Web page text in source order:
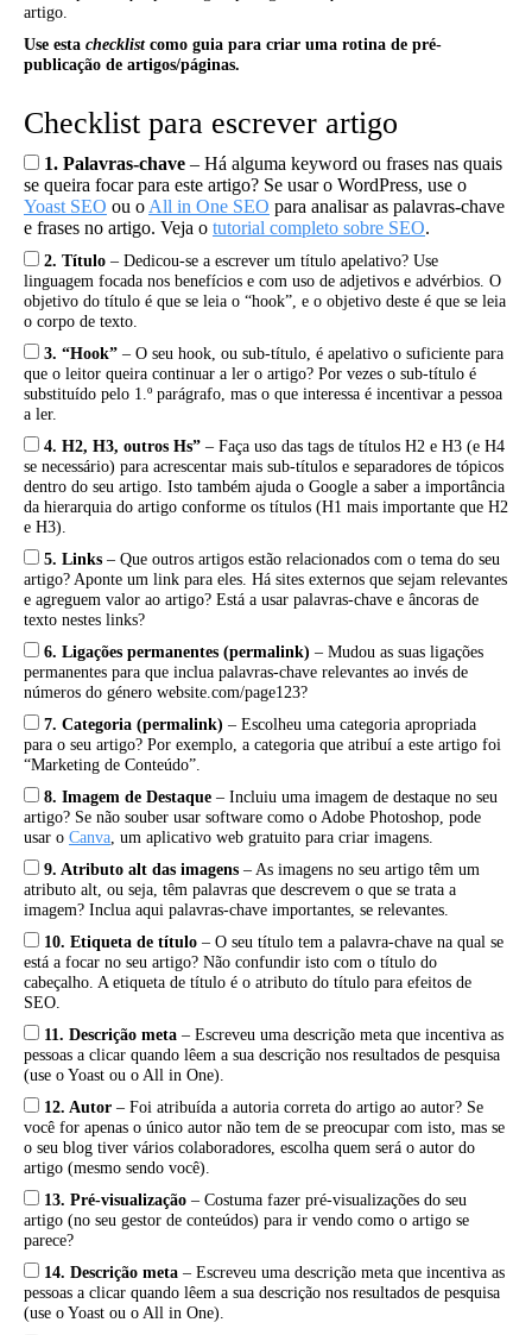
artigo.
Use esta checklistcomo guia para criar uma rotina de pré-
publicação de artigos/páginas.
Checklist para escrever artigo
1. Palavras-chave – Há alguma keyword ou frases nas quais
se queira focar para este artigo? Se usar o WordPress, use o
Yoast SEO ou o All in One SEO para analisar as palavras-chave
e frases no artigo. Veja o tutorial completo sobre SEO.
2. Título – Dedicou-se a escrever um título apelativo? Use
linguagem focada nos benefícios e com uso de adjetivos e advérbios. O
objetivo do título é que se leia o “hook”, e o objetivo deste é que se leia
o corpo de texto.
3. “Hook” – O seu hook, ou sub-título, é apelativo o suficiente para
que o leitor queira continuar a ler o artigo? Por vezes o sub-título é
substituído pelo 1.º parágrafo, mas o que interessa é incentivar a pessoa
a ler.
4. H2, H3, outros Hs” – Faça uso das tags de títulos H2 e H3 (e H4
se necessário) para acrescentar mais sub-títulos e separadores de tópicos
dentro do seu artigo. Isto também ajuda o Google a saber a importância
da hierarquia do artigo conforme os títulos (H1 mais importante que H2
e H3).
5. Links – Que outros artigos estão relacionados com o tema do seu
artigo? Aponte um link para eles. Há sites externos que sejam relevantes
e agreguem valor ao artigo? Está a usar palavras-chave e âncoras de
texto nestes links?
6. Ligações permanentes (permalink) – Mudou as suas ligações
permanentes para que inclua palavras-chave relevantes ao invés de
números do género website.com/page123?
7. Categoria (permalink) – Escolheu uma categoria apropriada
para o seu artigo? Por exemplo, a categoria que atribuí a este artigo foi
“Marketing de Conteúdo”.
8. Imagem de Destaque – Incluiu uma imagem de destaque no seu
artigo? Se não souber usar software como o Adobe Photoshop, pode
usar o Canva, um aplicativo web gratuito para criar imagens.
9. Atributo alt das imagens – As imagens no seu artigo têm um
atributo alt, ou seja, têm palavras que descrevem o que se trata a
imagem? Inclua aqui palavras-chave importantes, se relevantes.
10. Etiqueta de título – O seu título tem a palavra-chave na qual se
está a focar no seu artigo? Não confundir isto com o título do
cabeçalho. A etiqueta de título é o atributo do título para efeitos de
SEO.
11. Descrição meta – Escreveu uma descrição meta que incentiva as
pessoas a clicar quando lêem a sua descrição nos resultados de pesquisa
(use o Yoast ou o All in One).
12. Autor – Foi atribuída a autoria correta do artigo ao autor? Se
você for apenas o único autor não tem de se preocupar com isto, mas se
o seu blog tiver vários colaboradores, escolha quem será o autor do
artigo (mesmo sendo você).
13. Pré-visualização – Costuma fazer pré-visualizações do seu
artigo (no seu gestor de conteúdos) para ir vendo como o artigo se
parece?
14. Descrição meta – Escreveu uma descrição meta que incentiva as
pessoas a clicar quando lêem a sua descrição nos resultados de pesquisa
(use o Yoast ou o All in One).